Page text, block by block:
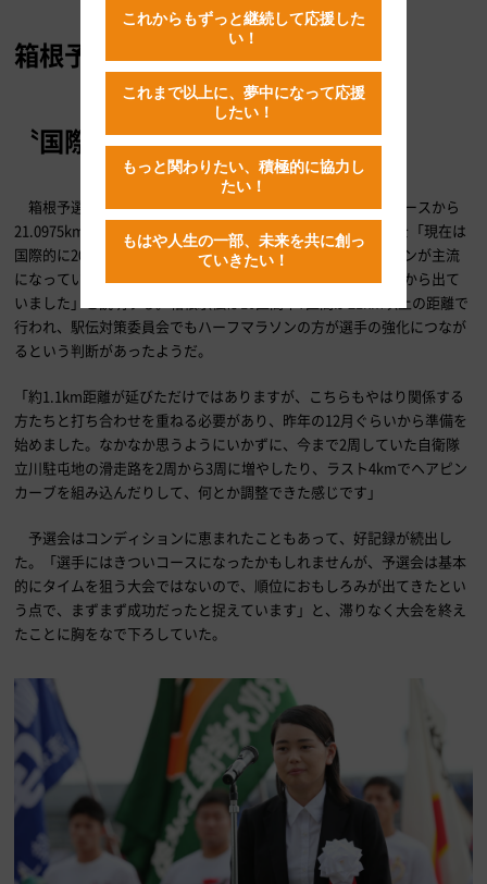
箱根予選会の距離を変更した背景
〝国際基準〟のハーフマラソンに
箱根予選会も今回から距離が変更され、前回までの20kmレースから
21.0975kmのハーフマラソンとなった。川崎さんはその意図を「現在は
国際的に20kmレースはあまり行われておらず、ハーフマラソンが主流
になっている国際基準に合わせようという意見が3年ぐらい前から出て
いました」と説明する。箱根駅伝は10区間中7区間が21km以上の距離で
行われ、駅伝対策委員会でもハーフマラソンの方が選手の強化につなが
るという判断があったようだ。
「約1.1km距離が延びただけではありますが、こちらもやはり関係する
方たちと打ち合わせを重ねる必要があり、昨年の12月ぐらいから準備を
始めました。なかなか思うようにいかずに、今まで2周していた自衛隊
立川駐屯地の滑走路を2周から3周に増やしたり、ラスト4kmでヘアピン
カーブを組み込んだりして、何とか調整できた感じです」
予選会はコンディションに恵まれたこともあって、好記録が続出し
た。「選手にはきついコースになったかもしれませんが、予選会は基本
的にタイムを狙う大会ではないので、順位におもしろみが出てきたとい
う点で、まずまず成功だったと捉えています」と、滞りなく大会を終え
たことに胸をなで下ろしていた。
これからもずっと継続して応援した
い！
これまで以上に、夢中になって応援
したい！
もっと関わりたい、積極的に協力し
たい！
もはや人生の一部、未来を共に創っ
ていきたい！